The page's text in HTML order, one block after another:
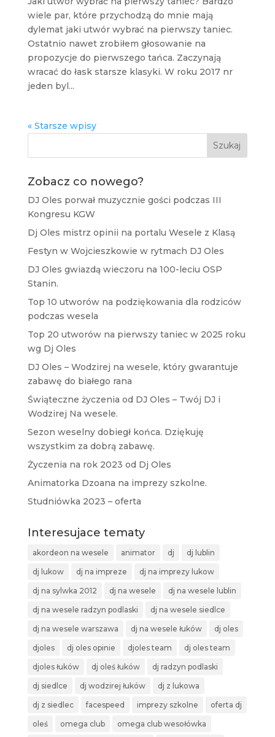
wiele par, które przychodzą do mnie mają
dylemat jaki utwór wybrać na pierwszy taniec.
Ostatnio nawet zrobiłem głosowanie na
propozycje do pierwszego tańca. Zaczynają
wracać do łask starsze klasyki. W roku 2017 nr
jeden byl...
« Starsze wpisy
Szukaj
Zobacz co nowego?
DJ Oles porwał muzycznie gości podczas III
Kongresu KGW
Dj Oles mistrz opinii na portalu Wesele z Klasą
Festyn w Wojcieszkowie w rytmach DJ Oles
DJ Oles gwiazdą wieczoru na 100-leciu OSP
Stanin.
Top 10 utworów na podziękowania dla rodziców
podczas wesela
Top 20 utworów na pierwszy taniec w 2025 roku
wg Dj Oles
DJ Oles – Wodzirej na wesele, który gwarantuje
zabawę do białego rana
Świąteczne życzenia od DJ Oles – Twój DJ i
Wodzirej Na wesele.
Sezon weselny dobiegł końca. Dziękuję
wszystkim za dobrą zabawę.
Życzenia na rok 2023 od Dj Oles
Animatorka Dzoana na imprezy szkolne.
Studniówka 2023 – oferta
Interesujace tematy
akordeon na wesele animator dj dj lublin
dj lukow dj na impreze dj na imprezy lukow
dj na sylwka 2012 dj na wesele dj na wesele lublin
dj na wesele radzyn podlaski dj na wesele siedlce
dj na wesele warszawa dj na wesele łuków dj oles
djoles dj oles opinie djoles team dj oles team
djoles łuków dj oleś łuków dj radzyn podlaski
dj siedlce dj wodzirej łuków dj z lukowa
dj z siedlec facespeed imprezy szkolne oferta dj
oleś omega club omega club wesołówka